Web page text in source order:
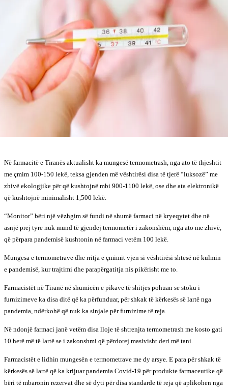
Në farmacitë e Tiranës aktualisht ka mungesë termometrash, nga ato të thjeshtit
me çmim 100-150 lekë, teksa gjenden më vështirësi disa të tjerë “luksozë” me
zhivë ekologjike për që kushtojnë mbi 900-1100 lekë, ose dhe ata elektronikë
që kushtojnë minimalisht 1,500 lekë.
“Monitor” bëri një vëzhgim së fundi në shumë farmaci në kryeqytet dhe në
asnjë prej tyre nuk mund të gjendej termometër i zakonshëm, nga ato me zhivë,
që përpara pandemisë kushtonin në farmaci vetëm 100 lekë.
Mungesa e termometrave dhe rritja e çmimit vjen si vështirësi shtesë në kulmin
e pandemisë, kur trajtimi dhe parapërgatitja nis pikërisht me to.
Farmacistët në Tiranë në shumicën e pikave të shitjes pohuan se stoku i
furnizimeve ka disa ditë që ka përfunduar, për shkak të kërkesës së lartë nga
pandemia, ndërkohë që nuk ka sinjale për furnizime të reja.
Në ndonjë farmaci janë vetëm disa lloje të shtrenjta termometrash me kosto gati
10 herë më të lartë se i zakonshmi që përdorej masivisht deri më tani.
Farmacistët e lidhin mungesën e termometrave me dy arsye. E para për shkak të
kërkesës së lartë që ka krijuar pandemia Covid-19 për produkte farmaceutike që
bëri të mbaronin rezervat dhe së dyti për disa standarde të reja që aplikohen nga